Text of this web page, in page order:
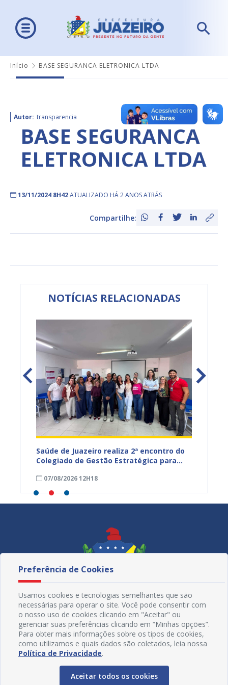
Início BASE SEGURANCA ELETRONICA LTDA
Autor: transparencia
BASE SEGURANCA
ELETRONICA LTDA
13/11/2024 8H42ATUALIZADO HÁ 2 ANOS ATRÁS
Compartilhe:
NOTÍCIAS RELACIONADAS
Saúde de Juazeiro realiza 2ª encontro do
Colegiado de Gestão Estratégica para
monitoramento do SUS
07/08/2026 12H18
Redes Sociais
Preferência de Cookies
Usamos cookies e tecnologias semelhantes que são
necessárias para operar o site. Você pode consentir com
o nosso uso de cookies clicando em "Aceitar" ou
gerenciar suas preferências clicando em “Minhas opções”.
Para obter mais informações sobre os tipos de cookies,
como utilizamos e quais dados são coletados, leia nossa
Política de Privacidade.
Aceitar todos os cookies